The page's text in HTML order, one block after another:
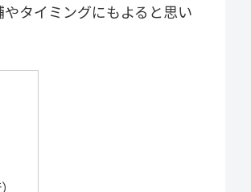
タイミングにもよると思い